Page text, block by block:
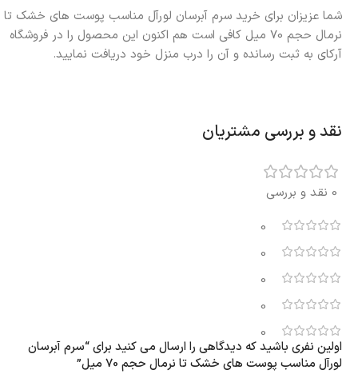
شما عزیزان برای خرید سرم آبرسان لورآل مناسب پوست های خشک تا
نرمال حجم 70 میل کافی است هم اکنون این محصول را در فروشگاه
آرکای به ثبت رسانده و آن را درب منزل خود دریافت نمایید.
نقد و بررسی مشتریان
0 نقد و بررسی
0
0
0
0
0
اولین نفری باشید که دیدگاهی را ارسال می کنید برای “سرم آبرسان
لورآل مناسب پوست های خشک تا نرمال حجم 70 میل”